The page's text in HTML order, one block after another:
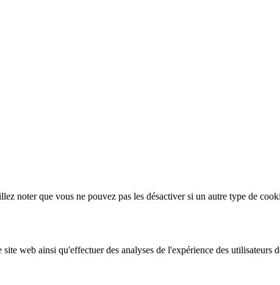
noter que vous ne pouvez pas les désactiver si un autre type de
web ainsi qu'effectuer des analyses de l'expérience des utilisateurs